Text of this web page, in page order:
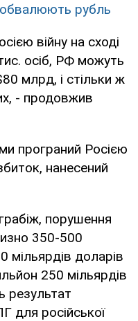
обвалюють рубль
війну на сході
осіб, РФ можуть
млрд, і стільки ж
- продовжив
програний Росією
нанесений
порушення
350-500
мільярдів доларів
250 мільярдів
результат
для російської